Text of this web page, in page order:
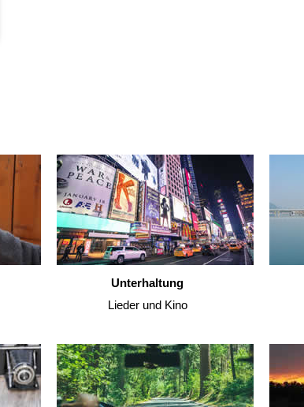
Unterhaltung
Lieder und Kino